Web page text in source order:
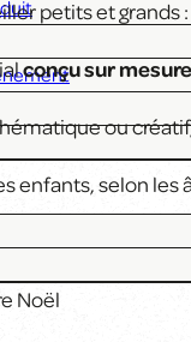
petits et grands
conçu sur
ou
enfants, selon
Noël